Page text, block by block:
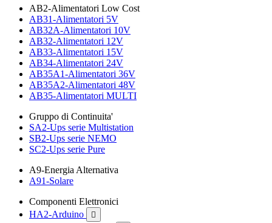
AB2-Alimentatori Low Cost
AB31-Alimentatori 5V
AB32A-Alimentatori 10V
AB32-Alimentatori 12V
AB33-Alimentatori 15V
AB34-Alimentatori 24V
AB35A1-Alimentatori 36V
AB35A2-Alimentatori 48V
AB35-Alimentatori MULTI
Gruppo di Continuita'
SA2-Ups serie Multistation
SB2-Ups serie NEMO
SC2-Ups serie Pure
A9-Energia Alternativa
A91-Solare
Componenti Elettronici
HA2-Arduino
